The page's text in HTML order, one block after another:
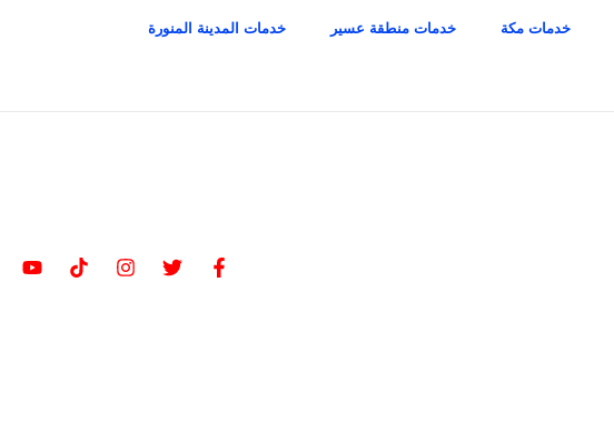
خدمات مكة خدمات منطقة عسير خدمات المدينة المنورة